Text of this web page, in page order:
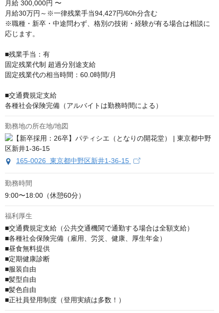
月給 300,000円 〜
月給30万円～※一律残業手当94,427円/60h分含む
※職種・新卒・中途問わず、格別の技術・経験が有る場合は相談に
応じます。
■残業⼿当：有
固定残業代制 超過分別途⽀給
固定残業代の相当時間：60.0時間/⽉
■交通費規定支給
各種社会保険完備（アルバイトは勤務時間による）
勤務地の所在地/地図
165-0026 東京都中野区新井1-36-15
勤務時間
9:00〜18:00（休憩60分）
福利厚生
■交通費規定支給（公共交通機関で通勤する場合は全額支給）
■各種社会保険完備（雇用、労災、健康、厚生年金）
■昼食無料提供
■定期健康診断
■服装自由
■髪型自由
■髪色自由
■正社員登用制度（登用実績は多数！）